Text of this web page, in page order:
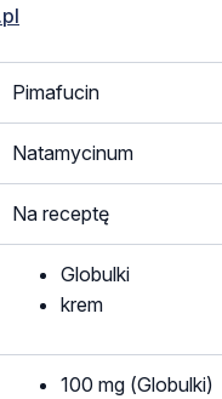
Pimafucin
Natamycinum
Na receptę
Globulki
krem
100 mg (Globulki)